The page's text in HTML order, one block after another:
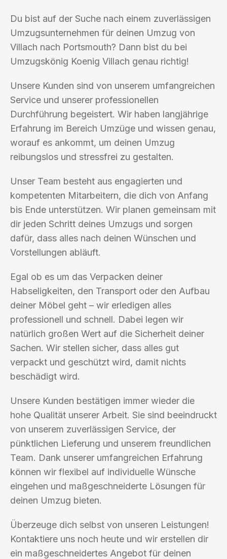
Du bist auf der Suche nach einem zuverlässigen
Umzugsunternehmen für deinen Umzug von
Villach nach Portsmouth? Dann bist du bei
Umzugskönig Koenig Villach genau richtig!
Unsere Kunden sind von unserem umfangreichen
Service und unserer professionellen
Durchführung begeistert. Wir haben langjährige
Erfahrung im Bereich Umzüge und wissen genau,
worauf es ankommt, um deinen Umzug
reibungslos und stressfrei zu gestalten.
Unser Team besteht aus engagierten und
kompetenten Mitarbeitern, die dich von Anfang
bis Ende unterstützen. Wir planen gemeinsam mit
dir jeden Schritt deines Umzugs und sorgen
dafür, dass alles nach deinen Wünschen und
Vorstellungen abläuft.
Egal ob es um das Verpacken deiner
Habseligkeiten, den Transport oder den Aufbau
deiner Möbel geht – wir erledigen alles
professionell und schnell. Dabei legen wir
natürlich großen Wert auf die Sicherheit deiner
Sachen. Wir stellen sicher, dass alles gut
verpackt und geschützt wird, damit nichts
beschädigt wird.
Unsere Kunden bestätigen immer wieder die
hohe Qualität unserer Arbeit. Sie sind beeindruckt
von unserem zuverlässigen Service, der
pünktlichen Lieferung und unserem freundlichen
Team. Dank unserer umfangreichen Erfahrung
können wir flexibel auf individuelle Wünsche
eingehen und maßgeschneiderte Lösungen für
deinen Umzug bieten.
Überzeuge dich selbst von unseren Leistungen!
Kontaktiere uns noch heute und wir erstellen dir
ein maßgeschneidertes Angebot für deinen